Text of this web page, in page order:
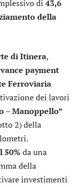
di 43,6
della
di Itinera,
payment
Ferroviaria
dei lavori
– Manoppello”
2) della
50% da una
della
investimenti